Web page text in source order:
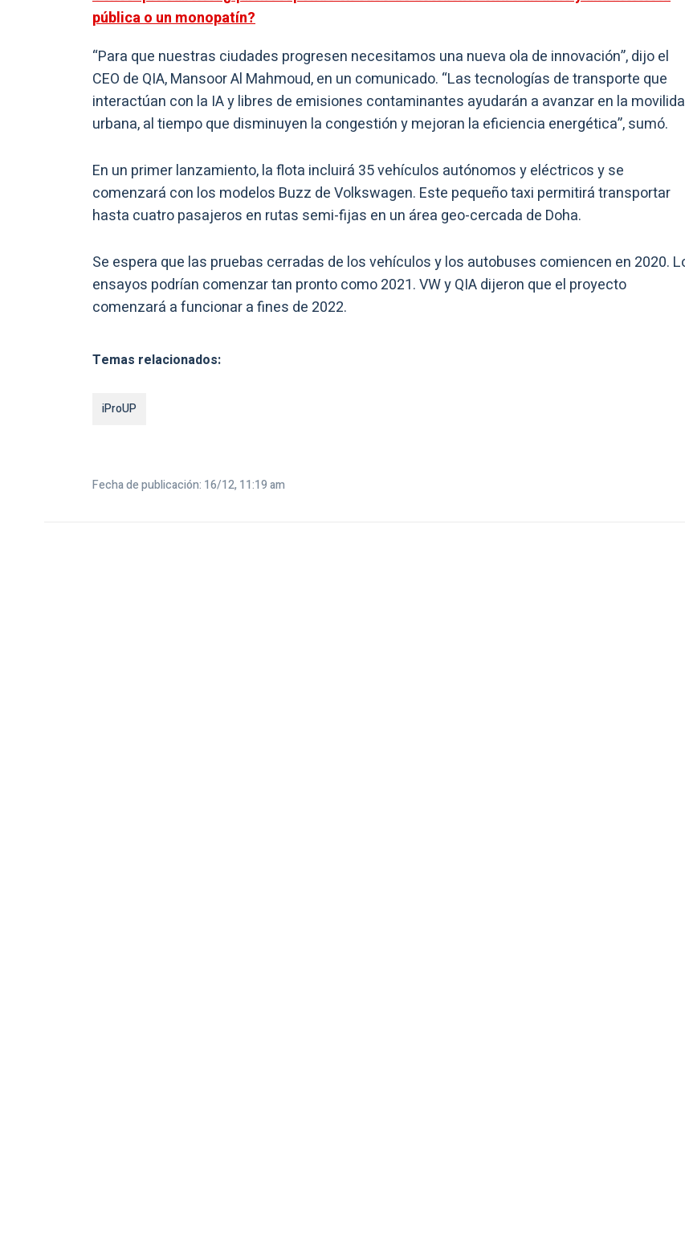
pública o un monopatín?
“Para que nuestras ciudades progresen necesitamos una nueva ola de innovación”, dijo el
CEO de QIA, Mansoor Al Mahmoud, en un comunicado. “Las tecnologías de transporte que
interactúan con la IA y libres de emisiones contaminantes ayudarán a avanzar en la
urbana, al tiempo que disminuyen la congestión y mejoran la eficiencia energética”, sumó.
En un primer lanzamiento, la flota incluirá 35 vehículos autónomos y eléctricos y se
comenzará con los modelos Buzz de Volkswagen. Este pequeño taxi permitirá transportar
hasta cuatro pasajeros en rutas semi-fijas en un área geo-cercada de Doha.
Se espera que las pruebas cerradas de los vehículos y los autobuses comiencen en 2020.
ensayos podrían comenzar tan pronto como 2021. VW y QIA dijeron que el proyecto
comenzará a funcionar a fines de 2022.
Temas relacionados:
iProUP
Fecha de publicación: 16/12, 11:19 am